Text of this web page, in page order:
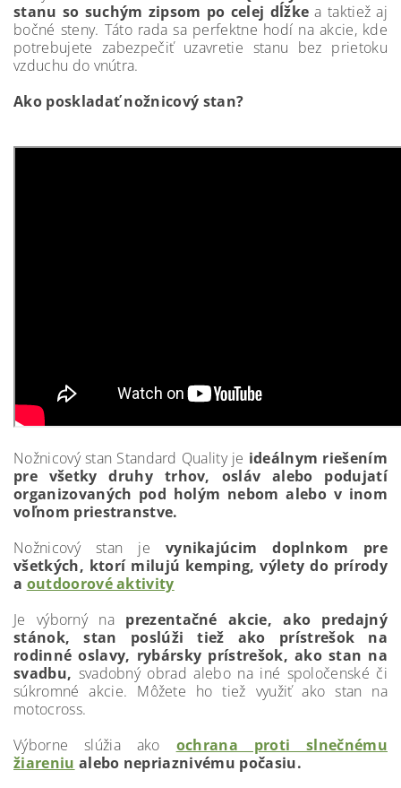
stanu so suchým zipsom po celej dĺžke a taktiež aj
bočné steny. Táto rada sa perfektne hodí na akcie, kde
potrebujete zabezpečiť uzavretie stanu bez prietoku
vzduchu do vnútra.
Ako poskladať nožnicový stan?
Nožnicový stan Standard Quality je ideálnym riešením
pre všetky druhy trhov, osláv alebo podujatí
organizovaných pod holým nebom alebo v inom
voľnom priestranstve.
Nožnicový stan je vynikajúcim doplnkom pre
všetkých, ktorí milujú kemping, výlety do prírody
a outdoorové aktivity
Je výborný na prezentačné akcie, ako predajný
stánok, stan poslúži tiež ako prístrešok na
rodinné oslavy, rybársky prístrešok, ako stan na
svadbu, svadobný obrad alebo na iné spoločenské či
súkromné akcie. Môžete ho tiež využiť ako stan na
motocross.
Výborne slúžia ako ochrana proti slnečnému
žiareniu alebo nepriaznivému počasiu.